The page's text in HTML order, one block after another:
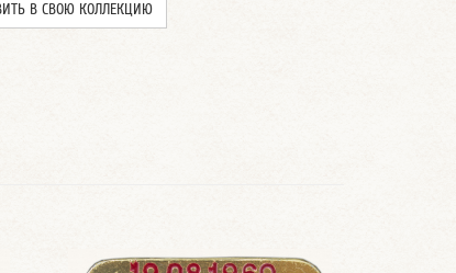
В СВОЮ КОЛЛЕКЦИЮ